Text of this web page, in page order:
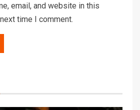
email, and website in this
time I comment.